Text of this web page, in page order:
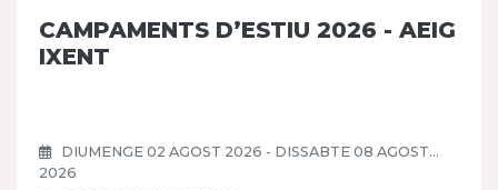
CAMPAMENTS D’ESTIU 2026 - AEIG
IXENT
DIUMENGE 02 AGOST 2026 - DISSABTE 08 AGOST
2026